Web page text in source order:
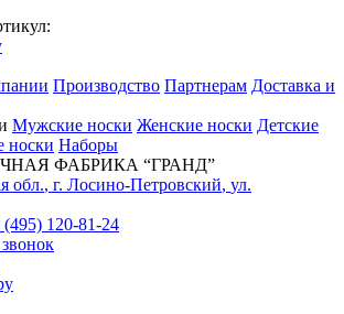
Производство Партнерам Доставка и
Мужские носки Женские носки Детские
носки Наборы
ФАБРИКА “ГРАНД”
обл., г. Лосино-Петровский, ул.
(495) 120-81-24